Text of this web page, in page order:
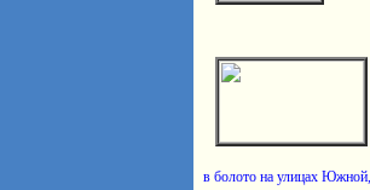
в болото на улицах